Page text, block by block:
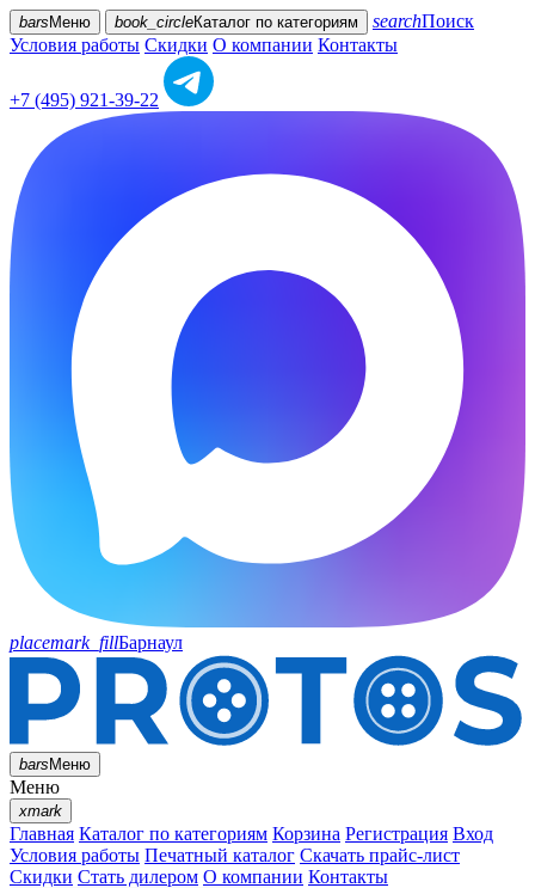
bars Меню book_circleКаталог по категориям searchПоиск
Условия работы Скидки О компании Контакты
+7 (495) 921-39-22
placemark_fillБарнаул
barsМеню
Меню
xmark
Главная Каталог по категориям Корзина Регистрация Вход
Условия работы Печатный каталог Скачать прайс-лист
Скидки Стать дилером О компании Контакты